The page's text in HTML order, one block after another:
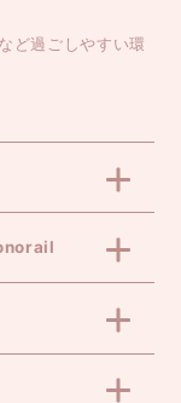
ど過ごしやすい環